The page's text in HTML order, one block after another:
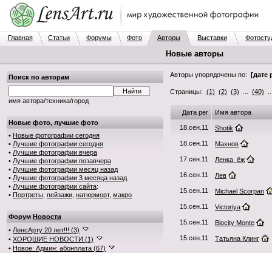
Главная Статьи Форумы Фото Авторы Выставки
Новые авторы
Поиск по авторам
имя автора/техника/город
Новые фото, лучшие фото
• Новые фотографии сегодня
• Лучшие фотографии сегодня
• Лучшие фотографии вчера
• Лучшие фотографии позавчера
• Лучшие фотографии месяц назад
• Лучшие фотографии 3 месяца назад
• Лучшие фотографии сайта:
• Портреты пейзажи натюрморт, макро
Форум Новости
• ЛенсАрту 20 лет!!! (3)
• ХОРОШИЕ НОВОСТИ (1)
• Новое: Админ: абонплата (67)
Авторы упорядочены по: [дате
Страницы: (1) (2) (3) (40)
Дата рег Имя автора
18.сен.11 Shotik
18.сен.11 Махнов
17.сен.11 Ленка_ёж
16.сен.11 Лев
15.сен.11 Michael Scorpan
15.сен.11 Victoriya
15.сен.11 Biocity Monte
15.сен.11 Татьяна Клинг